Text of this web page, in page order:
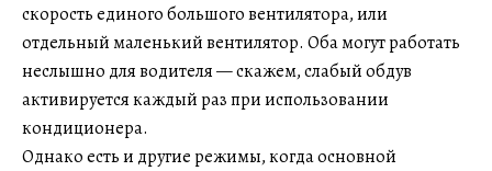
скорость единого большого вентилятора, или
отдельный маленький вентилятор. Оба могут работать
неслышно для водителя — скажем, слабый обдув
активируется каждый раз при использовании
кондиционера.
Однако есть и другие режимы, когда основной